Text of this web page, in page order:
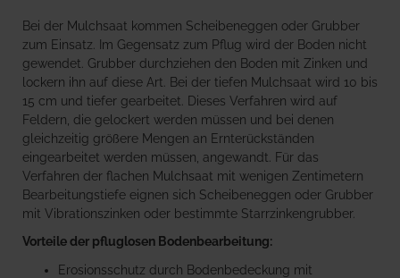
Bei der Mulchsaat kommen Scheibeneggen oder Grubber
zum Einsatz. Im Gegensatz zum Pflug wird der Boden nicht
gewendet. Grubber durchziehen den Boden mit Zinken und
lockern ihn auf diese Art. Bei der tiefen Mulchsaat wird 10 bis
15 cm und tiefer gearbeitet. Dieses Verfahren wird auf
Feldern, die gelockert werden müssen und bei denen
gleichzeitig größere Mengen an Ernterückständen
eingearbeitet werden müssen, angewandt. Für das
Verfahren der flachen Mulchsaat mit wenigen Zentimetern
Bearbeitungstiefe eignen sich Scheibeneggen oder Grubber
mit Vibrationszinken oder bestimmte Starrzinkengrubber.
Vorteile der pfluglosen Bodenbearbeitung:
Erosionsschutz durch Bodenbedeckung mit